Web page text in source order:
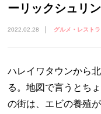
ーリックシュリ
2022.02.28 グルメ・レスト
ハレイワタウンから
る。地図で言うとち
の街は、エビの養殖